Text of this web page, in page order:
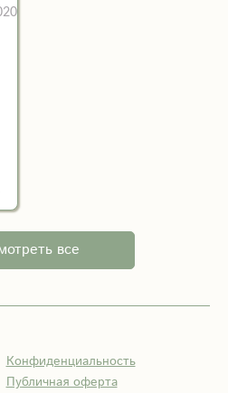
все
Конфиденциальность
Публичная оферта